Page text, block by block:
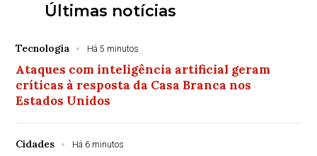
Últimas notícias
Tecnologia Há 5 minutos
Ataques com inteligência artificial geram
críticas à resposta da Casa Branca nos
Estados Unidos
Cidades Há 6 minutos